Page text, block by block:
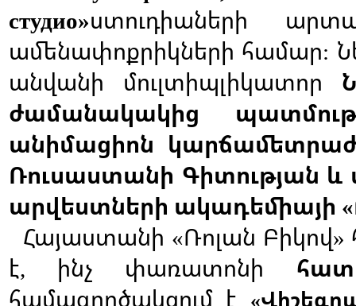
студио»ստուդիաների
ամենափոքրիկների համար:
անվանի
մուլտիպլիկատոր
ժամանակակից
անիմացիոն
Ռուսաստանի Գիտության և
արվեստների ակադեմիայի «
Հայաստանի «Ռոլան Բիկով»
է, ինչ փառատոնի
համագործակցում է «